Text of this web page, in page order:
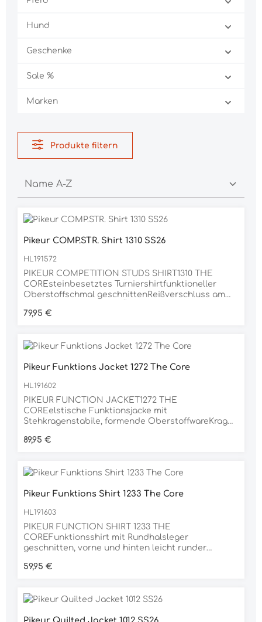
Hund
Geschenke
Sale %
Marken
Produkte filtern
Pikeur COMP.STR. Shirt 1310 SS26
HL191572
PIKEUR COMPETITION STUDS SHIRT1310 THE
COREsteinbesetztes Turniershirtfunktioneller
Oberstoffschmal geschnittenReißverschluss am
hinteren HalsbereichDie Livinguard AO
langanhaltende FrischeMaterial92% POLYESTER,
Regulärer Preis:
79,95 €
Pikeur Funktions Jacket 1272 The Core
HL191602
PIKEUR FUNCTION JACKET1272 THE
COREelstische Funktionsjacke mit
Stehkragenstabile, formende OberstoffwareKragen
Vorder-und Rückenteil mit Perforationtoniger 2
Untertrittblende und auf dem ÄrmelMaterial70%
Regulärer Preis:
89,95 €
Pikeur Funktions Shirt 1233 The Core
HL191603
PIKEUR FUNCTION SHIRT 1233 THE
COREFunktionsshirt mit Rundhalsleger
geschnitten, vorne und hinten leicht runder
Armen und am Rücken zur Belüftungweiße Pikeur
neutralisiert unangenehme Gerüche auf
Regulärer Preis:
59,95 €